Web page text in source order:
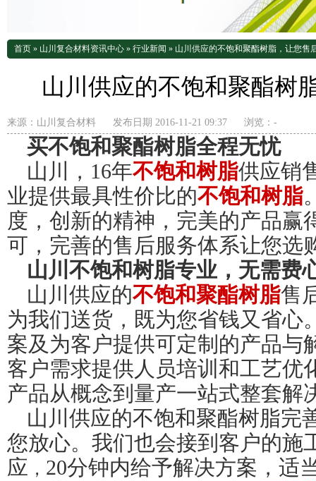
首页 » 山川复合材料资讯中心 » 行业新闻 » 山川供应的不饱和聚酯树脂，让您售
山川供应的不饱和聚酯树
来源： 山川复合材料 发布日期 2016-11-21 09:37 浏览： -
买不饱和聚酯树脂全程无忧
山川，16年不饱和树脂供应销
业提供最具性价比的不饱和树脂
度，创新的精神，完美的产品赢
可，完善的售后服务体系让您选
山川不饱和树脂专业，无需费
山川供应的不饱和聚酯树脂售
为我们送货，既为您省钱又省心
案及为客户提供可定制的产品与
客户需求提供人员培训和工艺优
产品从概念到量产一站式整套解
山川供应的不饱和聚酯树脂完
您放心。我们也会接到客户的施
应 ， 20分钟内给予解决方案，适